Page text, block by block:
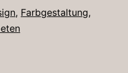
, Farbgestaltung,